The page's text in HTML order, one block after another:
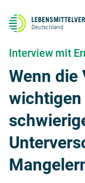
Interview mit
Wenn die